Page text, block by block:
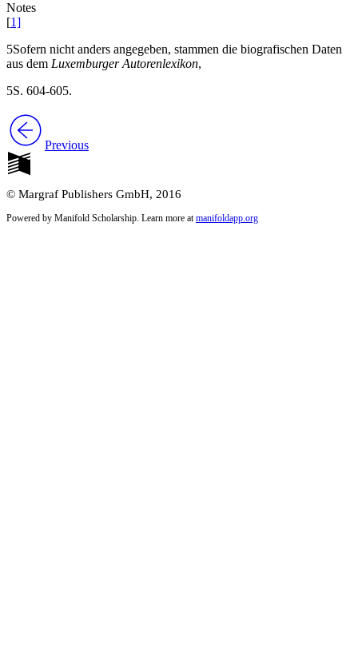
Notes
[1]
5Sofern nicht anders angegeben, stammen die biografischen Daten
aus dem Luxemburger Autorenlexikon,
5S. 604-605.
Previous
© Margraf Publishers GmbH, 2016
Powered by Manifold Scholarship. Learn more at manifoldapp.org